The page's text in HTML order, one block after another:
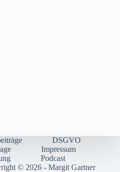
DSGVO
Impressum
Podcast
© 2026 - Margit Gartner